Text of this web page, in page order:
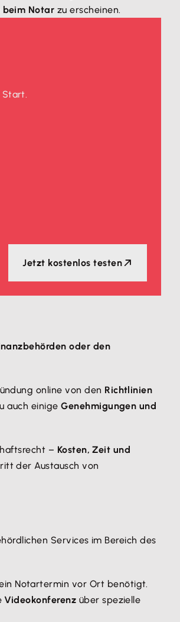
beim Notar zu erscheinen.
Jetzt kostenlos testen
oder den
online von den Richtlinien
auch einigeGenehmigungen und
– Kosten, Zeit und
der Austausch von
Services im Bereich des
Notartermin vor Ort benötigt.
Videokonferenz über spezielle